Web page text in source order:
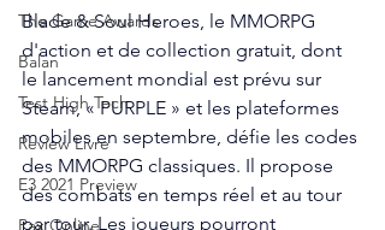
The Game Awards
Balan
Test High Tech
Review Livre
E3 2021 Preview
Pax Online
Blade & Soul Heroes, le MMORPG
d'action et de collection gratuit, dont
le lancement mondial est prévu sur
Steam, « PURPLE » et les plateformes
mobiles en septembre, défie les codes
des MMORPG classiques. Il propose
des combats en temps réel et au tour
par tour. Les joueurs pourront